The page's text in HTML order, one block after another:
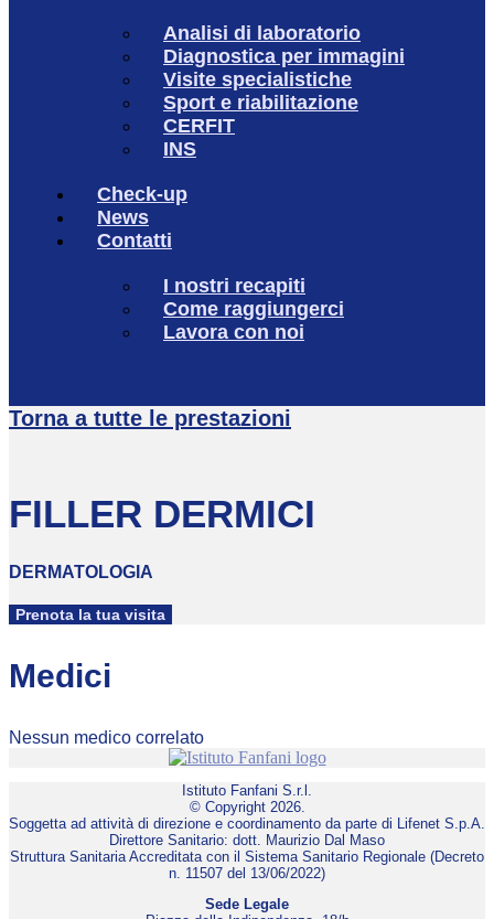
Analisi di laboratorio
Diagnostica per immagini
Visite specialistiche
Sport e riabilitazione
CERFIT
INS
Check-up
News
Contatti
I nostri recapiti
Come raggiungerci
Lavora con noi
Torna a tutte le prestazioni
FILLER DERMICI
DERMATOLOGIA
Prenota la tua visita
Medici
Nessun medico correlato
Istituto Fanfani S.r.l.
© Copyright 2026.
Soggetta ad attività di direzione e coordinamento da parte di Lifenet S.p.A.
Direttore Sanitario: dott. Maurizio Dal Maso
Struttura Sanitaria Accreditata con il Sistema Sanitario Regionale (Decreto
n. 11507 del 13/06/2022)
Sede Legale